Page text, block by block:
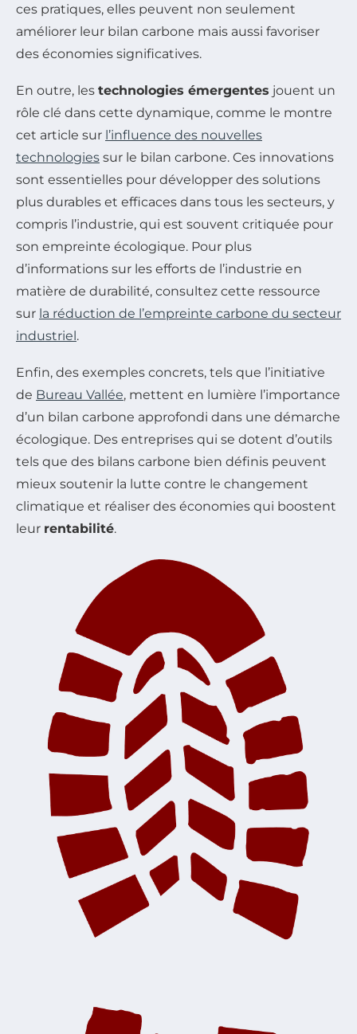
ces pratiques, elles peuvent non seulement
améliorer leur bilan carbone mais aussi favoriser
des économies significatives.
En outre, les technologies émergentes jouent un
rôle clé dans cette dynamique, comme le montre
cet article sur l’influence des nouvelles
technologies sur le bilan carbone. Ces innovations
sont essentielles pour développer des solutions
plus durables et efficaces dans tous les secteurs, y
compris l’industrie, qui est souvent critiquée pour
son empreinte écologique. Pour plus
d’informations sur les efforts de l’industrie en
matière de durabilité, consultez cette ressource
sur la réduction de l’empreinte carbone du secteur
industriel.
Enfin, des exemples concrets, tels que l’initiative
de Bureau Vallée, mettent en lumière l’importance
d’un bilan carbone approfondi dans une démarche
écologique. Des entreprises qui se dotent d’outils
tels que des bilans carbone bien définis peuvent
mieux soutenir la lutte contre le changement
climatique et réaliser des économies qui boostent
leur rentabilité.